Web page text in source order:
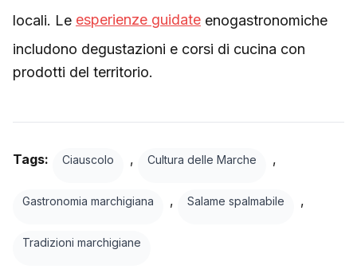
locali. Le esperienze guidate enogastronomiche
includono degustazioni e corsi di cucina con
prodotti del territorio.
Tags: Ciauscolo , Cultura delle Marche ,
Gastronomia marchigiana , Salame spalmabile ,
Tradizioni marchigiane